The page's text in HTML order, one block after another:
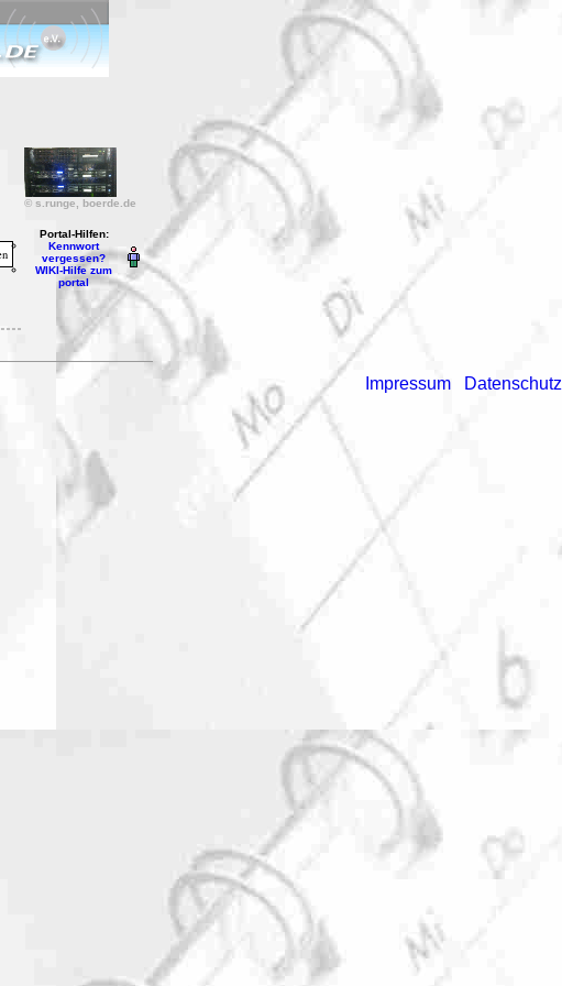
© s.runge, boerde.de
Portal-Hilfen:
Kennwort
vergessen?
WIKI-Hilfe zum
portal
Impressum Datenschutz